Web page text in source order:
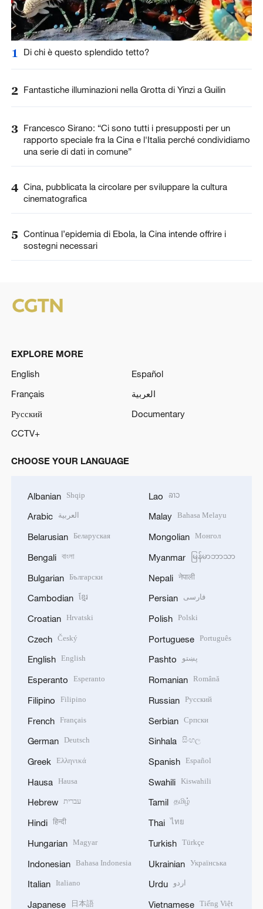
1 Di chi è questo splendido tetto?
2 Fantastiche illuminazioni nella Grotta di Yinzi a Guilin
3 Francesco Sirano: “Ci sono tutti i presupposti per un
rapporto speciale fra la Cina e l'Italia perché condividiamo
una serie di dati in comune”
4 Cina, pubblicata la circolare per sviluppare la cultura
cinematografica
5 Continua l’epidemia di Ebola, la Cina intende offrire i
sostegni necessari
EXPLORE MORE
English
Español
Français
العربية
Русский
Documentary
CCTV+
CHOOSE YOUR LANGUAGE
Albanian Shqip
Arabic العربية
Belarusian Беларуская
Bengali বাংলা
Bulgarian Български
Cambodian ខ្មែរ
Croatian Hrvatski
Czech Český
English English
Esperanto Esperanto
Filipino Filipino
French Français
German Deutsch
Greek Ελληνικά
Hausa Hausa
Hebrew עברית
Hindi हिन्दी
Hungarian Magyar
Indonesian Bahasa Indonesia
Italian Italiano
Japanese 日本語
Lao ລາວ
Malay Bahasa Melayu
Mongolian Монгол
Myanmar မြန်မာဘာသာ
Nepali नेपाली
Persian فارسی
Polish Polski
Portuguese Português
Pashto پښتو
Romanian Română
Russian Русский
Serbian Српски
Sinhala සිංහල
Spanish Español
Swahili Kiswahili
Tamil தமிழ்
Thai ไทย
Turkish Türkçe
Ukrainian Українська
Urdu اردو
Vietnamese Tiếng Việt